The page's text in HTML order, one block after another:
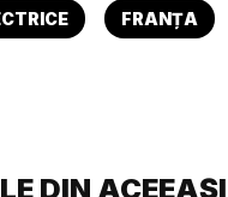
FRANȚA
DIN ACEEAȘI